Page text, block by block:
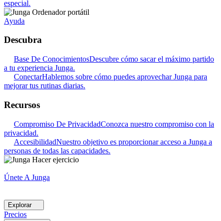
especial.
Ayuda
Descubra
Base De ConocimientosDescubre cómo sacar el máximo partido
a tu experiencia Junga.
ConectarHablemos sobre cómo puedes aprovechar Junga para
mejorar tus rutinas diarias.
Recursos
Compromiso De PrivacidadConozca nuestro compromiso con la
privacidad.
AccesibilidadNuestro objetivo es proporcionar acceso a Junga a
personas de todas las capacidades.
Únete A Junga
Explorar
Precios